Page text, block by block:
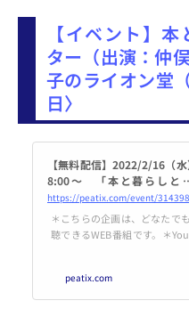
【イベント】
ター（出演：仲
子のライオン堂
日〉
【無料配信】2022/2/16（
8:00～ 「本と暮らしとコ
ピューター」トークイベ
（出演：仲俣暁生×西島大介
https://peatix.com/event/
＊こちらの企画は、どなたで
聴できるWEB番組です。＊
信】2022/2/16（水）18:00
「本と暮らし... powered by
peatix.com